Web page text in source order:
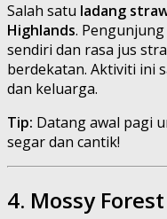
Salah satu ladang
Highlands.
sendiri dan rasa jus
berdekatan. Aktiviti ini
dan keluarga.
Tip: Datang awal pagi
segar dan cantik!
4. Mossy